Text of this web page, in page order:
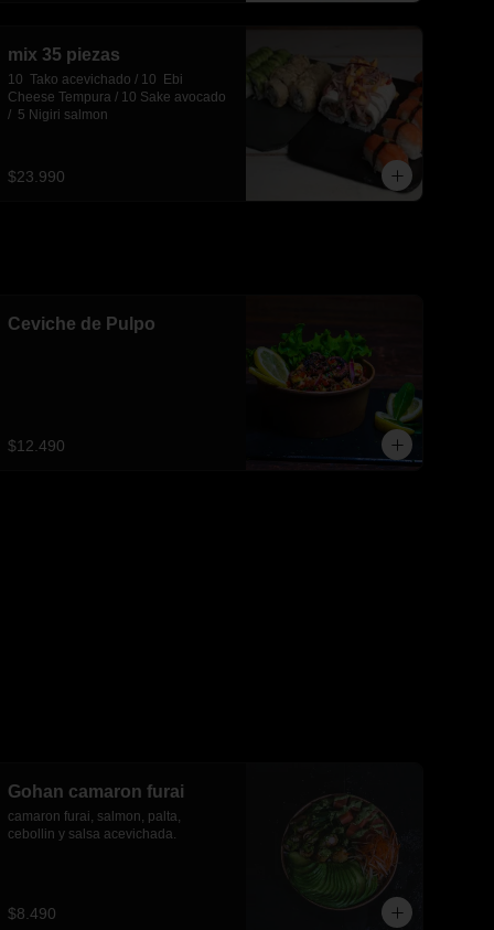
mix 35 piezas
10  Tako acevichado / 10  Ebi
Cheese Tempura / 10 Sake avocado
/  5 Nigiri salmon
$23.990
Ceviche de Pulpo
$12.490
Gohan camaron furai
camaron furai, salmon, palta,
cebollin y salsa acevichada.
$8.490